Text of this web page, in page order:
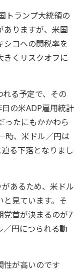
トランプ大統領の
ありますが、米国
シコへの関税率を
きくリスクオフに
る予定で、その
の米ADP雇用統計
ったにもかかわら
時、米ドル／円は
る下落となりまし
あるため、米ドル
見ています。そ
党首が決まるのが7
／円につられる動
性が高いのです